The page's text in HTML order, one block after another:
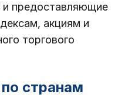
предоставляющие
акциям и
торгового
странам